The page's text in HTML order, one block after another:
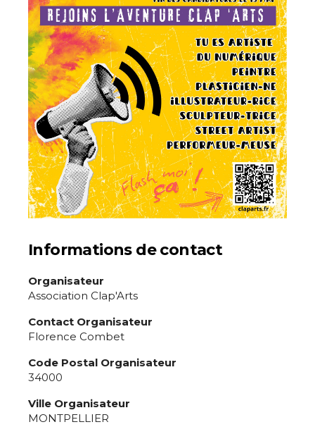
Nom
Prénom
Statut / Organisation
J'accepte les termes et conditions
* Champ obligatoire
Adresse email*
Nom
Prénom
J'accepte lestermes et conditions
* Champ obligatoire
Informations de contact
Organisateur
Association Clap'Arts
Contact Organisateur
Florence Combet
Code Postal Organisateur
34000
Ville Organisateur
MONTPELLIER